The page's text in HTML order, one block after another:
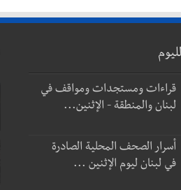
قراءات ومستجدات ومواقف في
لبنان والمنطقة - الإثنين...
أسرار الصحف المحلية الصادرة
في لبنان ليوم الإثنين ...